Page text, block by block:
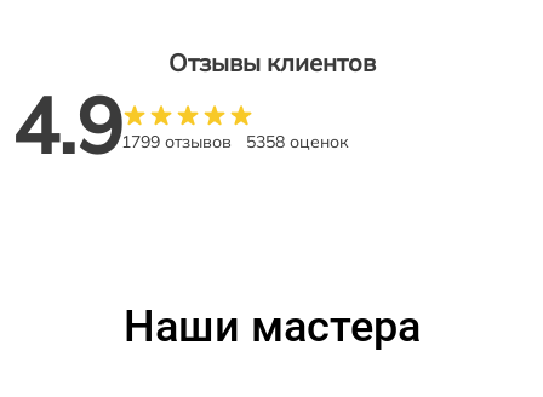
Отзывы клиентов
4.91799 отзывов 5358 оценок
Наши мастера